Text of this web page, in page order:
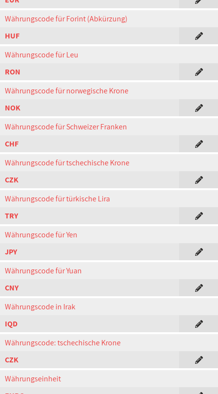
Währungscode für Forint (Abkürzung)
HUF
Währungscode für Leu
RON
Währungscode für norwegische Krone
NOK
Währungscode für Schweizer Franken
CHF
Währungscode für tschechische Krone
CZK
Währungscode für türkische Lira
TRY
Währungscode für Yen
JPY
Währungscode für Yuan
CNY
Währungscode in Irak
IQD
Währungscode: tschechische Krone
CZK
Währungseinheit